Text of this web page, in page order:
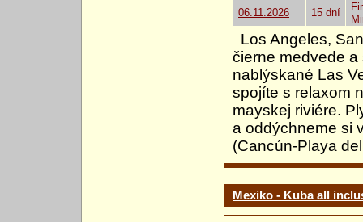
06.11.2026
15 dní
Los Angeles,
čierne medvede a
nablýskané Las
spojíte s relaxom
mayskej riviére.
a oddýchneme si
(Cancún-Playa
Mexiko - Kuba all